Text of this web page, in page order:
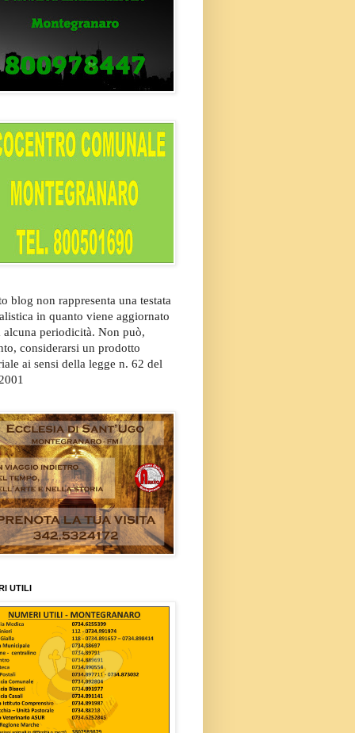
blog non rappresenta una testata
in quanto viene aggiornato
alcuna periodicità. Non può,
considerarsi un prodotto
ai sensi della legge n. 62 del
UTILI